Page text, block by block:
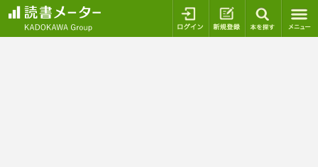
ログイン 新規登録